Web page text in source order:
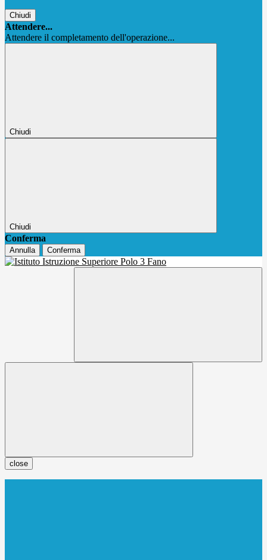
Chiudi
Attendere...
Attendere il completamento dell'operazione...
Chiudi
Chiudi
Conferma
Annulla Conferma
close